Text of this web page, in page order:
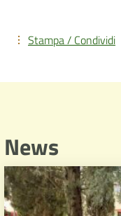
Stampa / Condividi
News